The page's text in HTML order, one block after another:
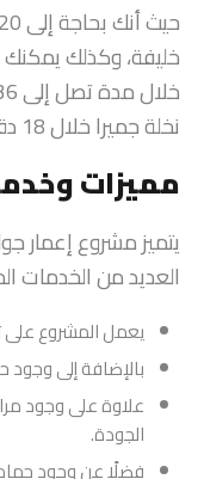
خليفة، وكذلك
نخلة جميرا خلال 18 دقيقة.
مميزات
يتميز مشروع إعمار
العديد من الخدمات
يعمل المشروع على
بالإضافة إلى
علاوة على وجود
الجودة.
فضلًا عن وجود